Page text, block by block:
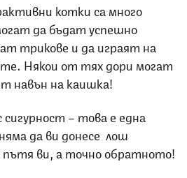
котки са много
да бъдат успешно
трикове и да играят на
Някои от тях дори могат
навън на каишка!
– това е една
да ви донесе лош
пътя ви, а точно обратното!